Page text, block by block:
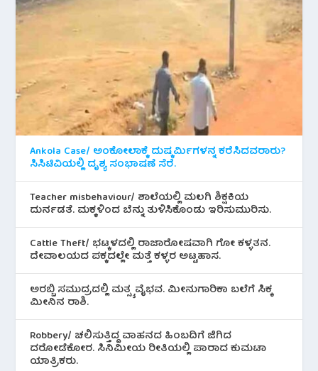
Ankola Case/ ಅಂಕೋಲಾಕ್ಕೆ ದುಷ್ಕರ್ಮಿಗಳನ್ನ ಕರೆಸಿದವರಾರು?
ಸಿಸಿಟಿವಿಯಲ್ಲಿ ದೃಶ್ಯ ಸಂಭಾಷಣೆ ಸೆರೆ.
Teacher misbehaviour/ ಶಾಲೆಯಲ್ಲಿ ಮಲಗಿ ಶಿಕ್ಷಕಿಯ
ದುರ್ನಡತೆ. ಮಕ್ಕಳಿಂದ ಬೆನ್ನು ತುಳಿಸಿಕೊಂಡು ಇರಿಸುಮುರಿಸು.
Cattle Theft/ ಭಟ್ಕಳದಲ್ಲಿ ರಾಜಾರೋಷವಾಗಿ ಗೋ ಕಳ್ಳತನ.
ದೇವಾಲಯದ ಪಕ್ಕದಲ್ಲೇ ಮತ್ತೆ ಕಳ್ಳರ ಅಟ್ಟಹಾಸ.
ಅರಬ್ಬಿ ಸಮುದ್ರದಲ್ಲಿ ಮತ್ಸ್ಯ ವೈಭವ. ಮೀನುಗಾರಿಕಾ ಬಲೆಗೆ ಸಿಕ್ಕ
ಮೀನಿನ‌ ರಾಶಿ.
Robbery/ ಚಲಿಸುತ್ತಿದ್ದ ವಾಹನದ ಹಿಂಬದಿಗೆ ಜಿಗಿದ
ದರೋಡೆಕೋರ. ಸಿನಿಮೀಯ ರೀತಿಯಲ್ಲಿ ಪಾರಾದ ಕುಮಟಾ
ಯಾತ್ರಿಕರು.